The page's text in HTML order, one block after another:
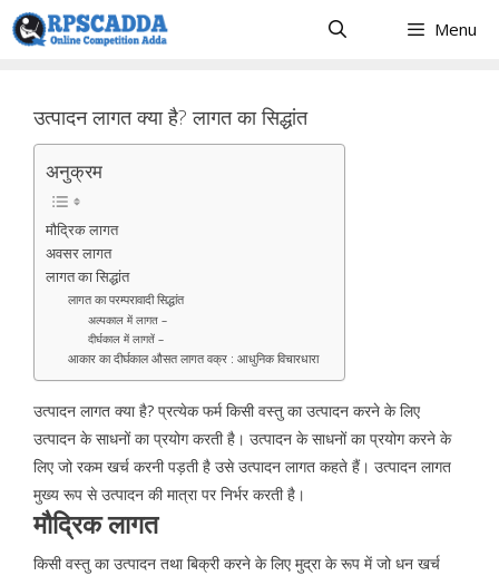
Skip
to
Menu
उत्पादन लागत क्या है? लागत का सिद्धांत
अनुक्रम
मौद्रिक लागत
अवसर लागत
लागत का सिद्धांत
लागत का परम्परावादी सिद्धांत
अल्पकाल में लागत –
दीर्घकाल में लागतें –
आकार का दीर्घकाल औसत लागत वक्र : आधुनिक विचारधारा
उत्पादन लागत क्या है? प्रत्येक फर्म किसी वस्तु का उत्पादन करने के लिए
उत्पादन के साधनों का प्रयोग करती है। उत्पादन के साधनों का प्रयोग करने के
लिए जो रकम खर्च करनी पड़ती है उसे उत्पादन लागत कहते हैं। उत्पादन लागत
मुख्य रूप से उत्पादन की मात्रा पर निर्भर करती है।
मौद्रिक लागत
किसी वस्तु का उत्पादन तथा बिक्री करने के लिए मुद्रा के रूप में जो धन खर्च